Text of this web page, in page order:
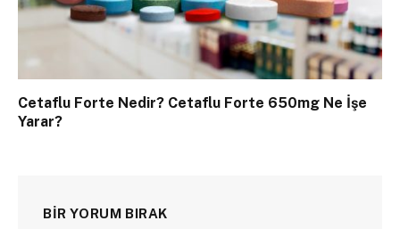
Cetaflu Forte Nedir? Cetaflu Forte 650mg Ne İşe
Yarar?
BIR YORUM BIRAK